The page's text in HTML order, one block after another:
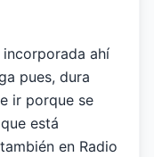
ahí
pues, dura
ir porque se
está
en Radio